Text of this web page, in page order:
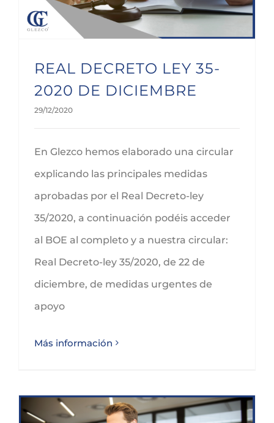
REAL DECRETO LEY 35-
2020 DE DICIEMBRE
29/12/2020
En Glezco hemos elaborado una circular
explicando las principales medidas
aprobadas por el Real Decreto-ley
35/2020, a continuación podéis acceder
al BOE al completo y a nuestra circular:
Real Decreto-ley 35/2020, de 22 de
diciembre, de medidas urgentes de
apoyo
Más información